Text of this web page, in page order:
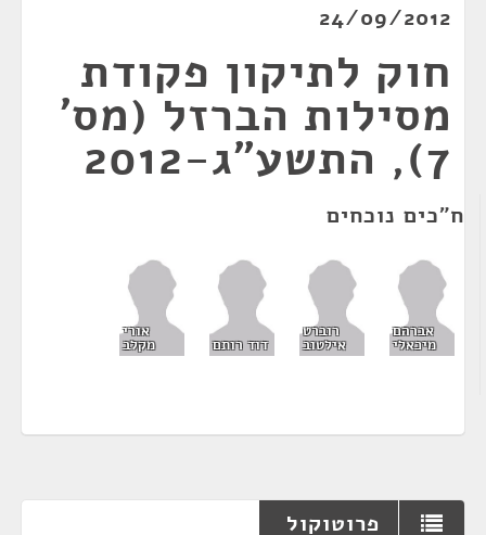
24/09/2012
חוק לתיקון פקודת
מסילות הברזל (מס'
7), התשע"ג-2012
ח"כים נוכחים
אברהם
מיכאלי
רוברט
אילטוב דוד רותם
אורי
מקלב
פרוטוקול